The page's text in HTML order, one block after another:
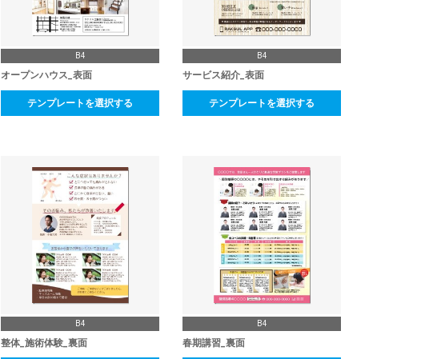
B4
オープンハウス_表面
テンプレートを選択する
B4
サービス紹介_表面
テンプレートを選択する
B4
整体_施術体験_裏面
B4
春期講習_裏面